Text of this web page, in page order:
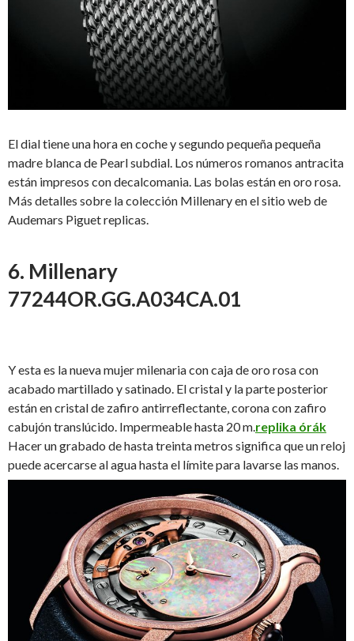
El dial tiene una hora en coche y segundo pequeña pequeña
madre blanca de Pearl subdial. Los números romanos antracita
están impresos con decalcomania. Las bolas están en oro rosa.
Más detalles sobre la colección Millenary en el sitio web de
Audemars Piguet replicas.
6. Millenary
77244OR.GG.A034CA.01
Y esta es la nueva mujer milenaria con caja de oro rosa con
acabado martillado y satinado. El cristal y la parte posterior
están en cristal de zafiro antirreflectante, corona con zafiro
cabujón translúcido. Impermeable hasta 20 m. replika órák
Hacer un grabado de hasta treinta metros significa que un reloj
puede acercarse al agua hasta el límite para lavarse las manos.